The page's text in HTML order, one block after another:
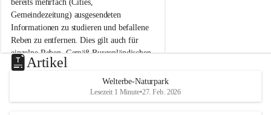
n
a
m
N
e
u
s
d
bereits mehrfach (Cities,
Gemeindezeitung) ausgesendeten
Informationen zu studieren und befallene
Reben zu entfernen. Dies gilt auch für
einzelne Reben. Gemäß Burgenländischen
Weinbaugesetz sind nicht gepflegte oder
unzulässige Weingärten zu roden! Bitte
helfen wir zusammen um unsere Winzer
vor den prognostizierten Ernteausfällen
u
e
d
Artikel
Welterbe-Naturpark
Lesezeit 1 Minute•27. Feb. 2026